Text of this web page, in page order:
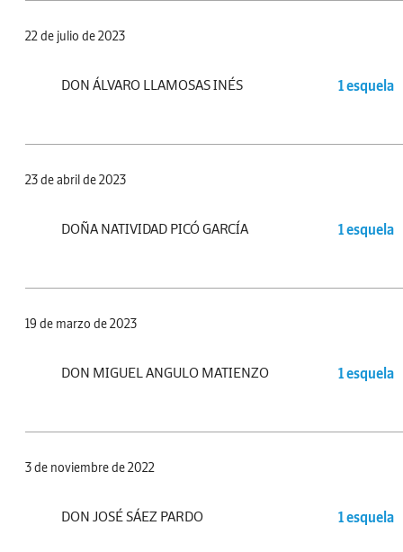
22 de julio de 2023
DON ÁLVARO LLAMOSAS INÉS 1 esquela
23 de abril de 2023
DOÑA NATIVIDAD PICÓ GARCÍA 1 esquela
19 de marzo de 2023
DON MIGUEL ANGULO MATIENZO 1 esquela
3 de noviembre de 2022
DON JOSÉ SÁEZ PARDO 1 esquela